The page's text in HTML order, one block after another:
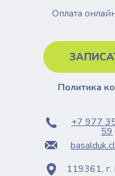
+7 977
59
119361, г.
Политика
Оплата